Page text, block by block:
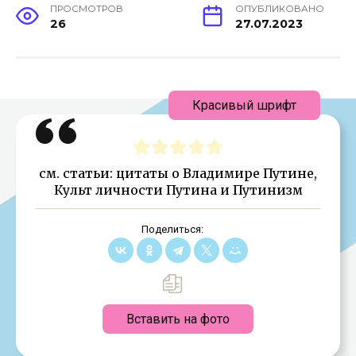
ПРОСМОТРОВ
26
ОПУБЛИКОВАНО
27.07.2023
см. статьи: цитаты о Владимире Путине,
Культ личности Путина и Путинизм
Поделиться:
Вставить на фото
Красивый шрифт